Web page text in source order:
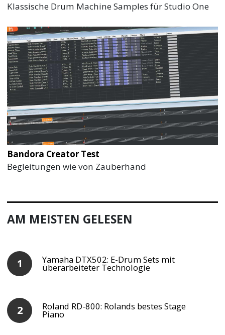
Klassische Drum Machine Samples für Studio One
Bandora Creator Test
Begleitungen wie von Zauberhand
AM MEISTEN GELESEN
Yamaha DTX502: E-Drum Sets mit
überarbeiteter Technologie
Roland RD-800: Rolands bestes Stage
Piano